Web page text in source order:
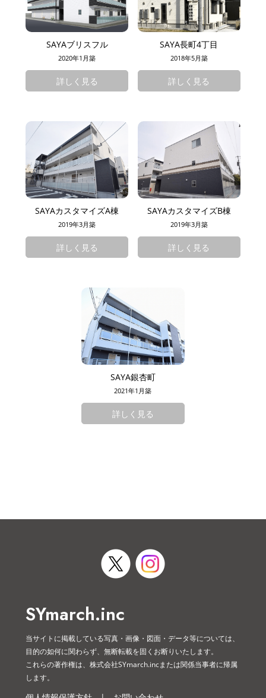
SAYAブリスフル
2020年1月築
詳しく見る
SAYA長町4丁目
2018年5月築
詳しく見る
SAYAカスタマイズA棟
2019年3月築
詳しく見る
SAYAカスタマイズB棟
2019年3月築
詳しく見る
SAYA銀杏町
2021年1月築
詳しく見る
SYmarch.inc
当サイトに掲載している写真・画像・図面・データ等については、
目的の如何に関わらず、無断転載を固くお断りいたします。
これらの著作権は、株式会社SYmarch.incまたは関係当事者に帰属
します。